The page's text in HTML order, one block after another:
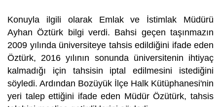
Konuyla ilgili olarak Emlak ve İstimlak Müdürü
Ayhan Öztürk bilgi verdi. Bahsi geçen taşınmazın
2009 yılında üniversiteye tahsis edildiğini ifade eden
Öztürk, 2016 yılının sonunda üniversitenin ihtiyaç
kalmadığı için tahsisin iptal edilmesini istediğini
söyledi. Ardından Bozüyük İlçe Halk Kütüphanesi'nin
yeri talep ettiğini ifade eden Müdür Özütürk, tahsis